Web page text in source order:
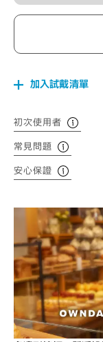
加入試戴清單
初次使用者
常見問題
安心保證